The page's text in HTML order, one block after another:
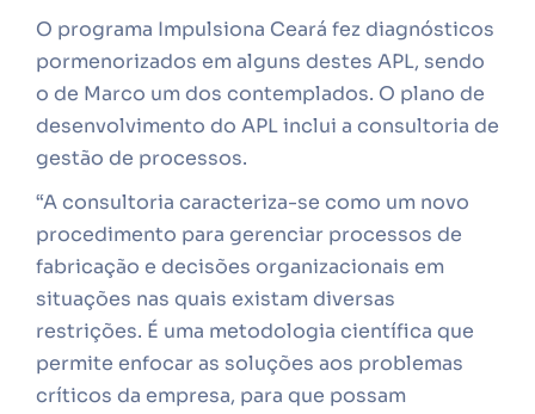
O programa Impulsiona Ceará fez diagnósticos
pormenorizados em alguns destes APL, sendo
o de Marco um dos contemplados. O plano de
desenvolvimento do APL inclui a consultoria de
gestão de processos.
“A consultoria caracteriza-se como um novo
procedimento para gerenciar processos de
fabricação e decisões organizacionais em
situações nas quais existam diversas
restrições. É uma metodologia científica que
permite enfocar as soluções aos problemas
críticos da empresa, para que possam